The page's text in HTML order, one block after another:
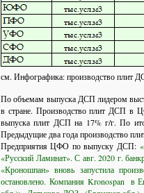
см. Инфографика: производство плит
По объемам выпуска ДСП лидером
в стране. Производство плит ДСП в
выпуска плит ДСП на 17% г/г. По
Предыдущие два года производство
Предприятия ЦФО по выпуску ДСП:
«Русский Ламинат». С авг. 2020 г.
«Кроношпан» вновь запустила
остановлено.Компания Kronospan в